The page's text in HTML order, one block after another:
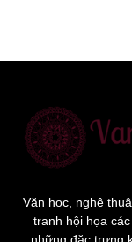
Văn học, nghệ
tranh hội họa
những đặc trưng